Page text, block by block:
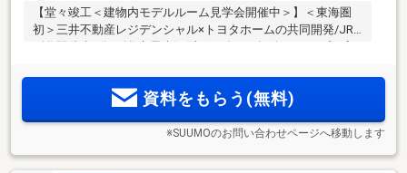
【堂々竣工＜建物内モデルルーム見学会開催中＞】＜東海圏
初＞三井不動産レジデンシャル×トヨタホームの共同開発/JR
「刈谷駅南エリア」が生活圏。「ZEH-M Oriented」採用。駐
車場設置率約115％。資料をもらう(無料)
※SUUMOのお問い合わせページへ移動します